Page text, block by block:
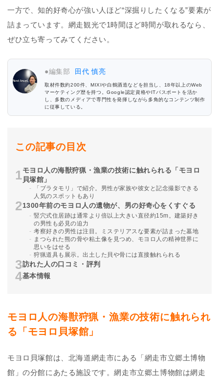
一方で、知的好奇心が強い人ほど“深掘りしたくなる”要素が
詰まっています。網走観光で1時間ほど時間が取れるなら、
ぜひ立ち寄ってみてください。
●編集部 田代 慎亮
取材件数約200件、MIXIや白鶴酒造などを担当し、18年以上のWeb
マーケティング歴を持つ。Google認定資格やITパスポートを活か
し、多数のメディアで専門性を発揮しながら多角的なコンテンツ制作
に従事している。
この記事の目次
モヨロ人の海獣狩猟・漁業の技術に触れられる「モヨロ
貝塚館」
「ブラタモリ」で紹介。男性が家族や彼女と記念撮影できる
人気のスポットもあり
1300年前のモヨロ人の遺物が、男の好奇心をくすぐる
竪穴式住居跡は通常より倍以上大きい直径約15m。建築好き
の男性も必見の迫力
考察好きの男性は注目。ミステリアスな要素が詰まった墓地
まつられた熊の骨や粘土像を見つめ、モヨロ人の精神世界に
思いをはせる
狩猟道具も展示。出土した貝や骨には直接触れられる
訪れた人の口コミ・評判
基本情報
モヨロ人の海獣狩猟・漁業の技術に触れられ
る「モヨロ貝塚館」
モヨロ貝塚館は、北海道網走市にある「網走市立郷土博物
館」の分館にあたる施設です。網走市立郷土博物館は網走